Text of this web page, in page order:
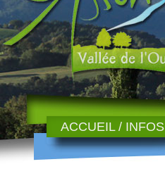
ACCUEIL / INFOS